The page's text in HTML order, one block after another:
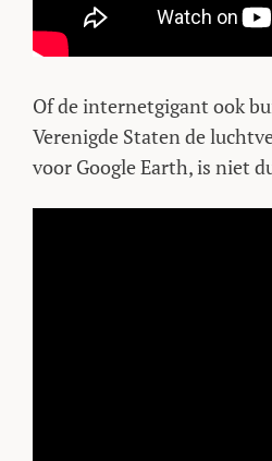
Of de internetgigant ook
Verenigde Staten de
voor Google Earth, is niet